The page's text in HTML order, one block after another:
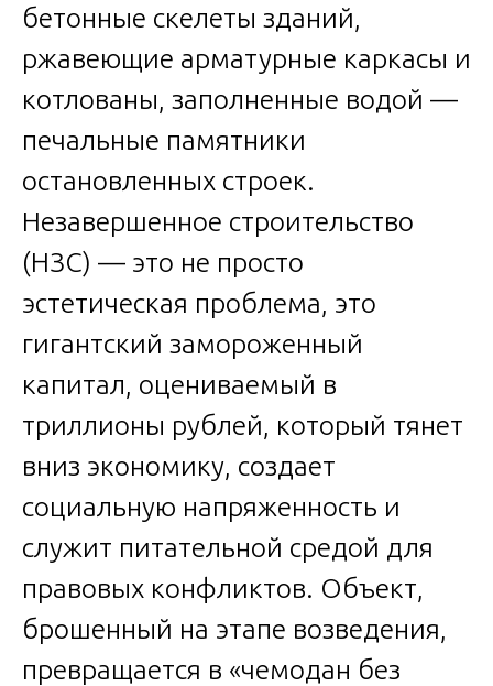
бетонные скелеты зданий,
ржавеющие арматурные каркасы и
котлованы, заполненные водой —
печальные памятники
остановленных строек.
Незавершенное строительство
(НЗС) — это не просто
эстетическая проблема, это
гигантский замороженный
капитал, оцениваемый в
триллионы рублей, который тянет
вниз экономику, создает
социальную напряженность и
служит питательной средой для
правовых конфликтов. Объект,
брошенный на этапе возведения,
превращается в «чемодан без